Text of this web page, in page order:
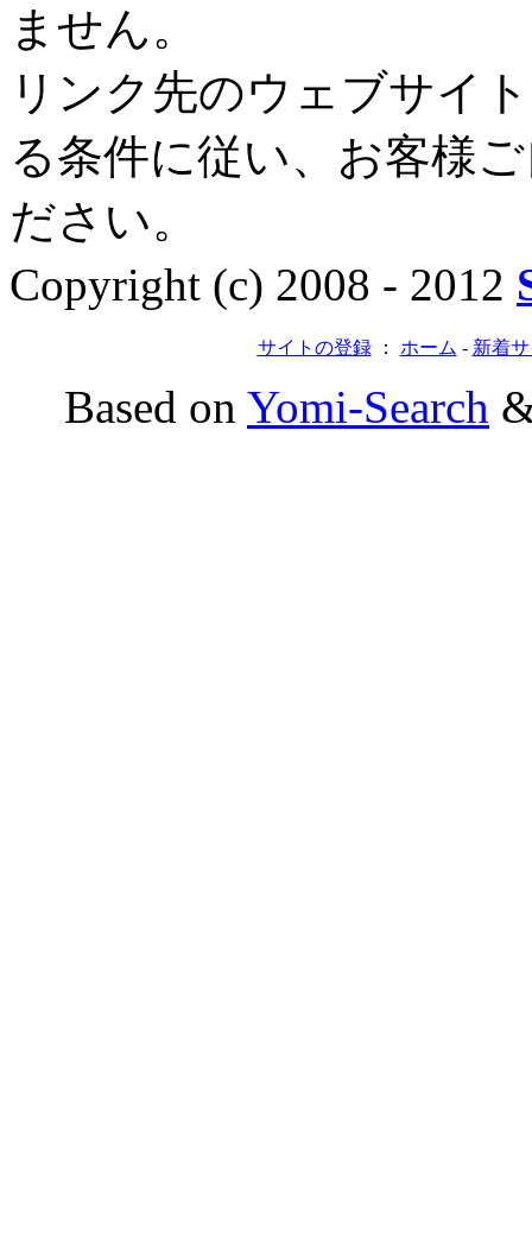
ません。
リンク先のウェブサイ
る条件に従い、お客様
ださい。
Copyright (c) 2008 - 2012
サイトの登録： ホーム - 新着
Based on Yomi-Search